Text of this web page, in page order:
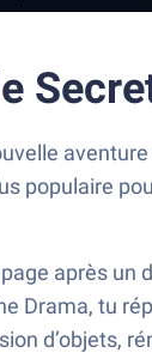
populaire
après un
Drama, tu
d’objets,